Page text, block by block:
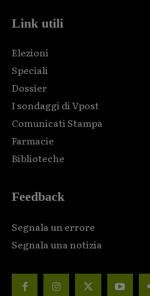
Link utili
Elezioni
Speciali
Dossier
I sondaggi di Vpost
Comunicati Stampa
Farmacie
Biblioteche
Feedback
Segnala un errore
Segnala una notizia